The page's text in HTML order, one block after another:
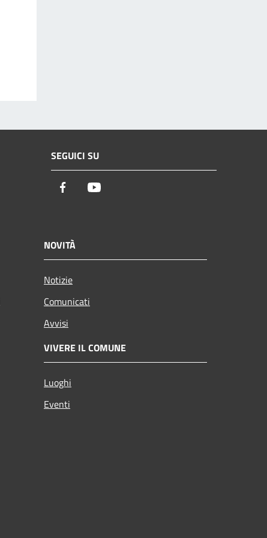
SEGUICI SU
Facebook
NOVITÀ
Notizie
Comunicati
Avvisi
VIVERE IL COMUNE
Luoghi
Eventi